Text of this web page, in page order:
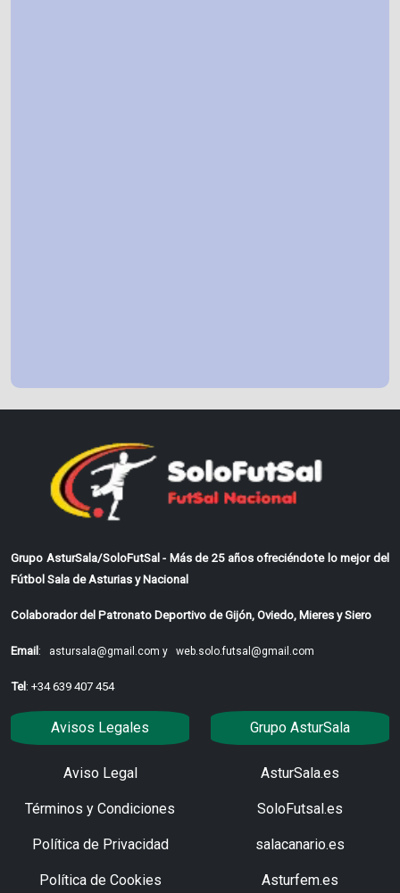
Grupo AsturSala/SoloFutSal - Más de 25 años ofreciéndote lo mejor del
Fútbol Sala de Asturias y Nacional
Colaborador del Patronato Deportivo de Gijón, Oviedo, Mieres y Siero
Email: astursala@gmail.com y web.solo.futsal@gmail.com
Tel: +34 639 407 454
Avisos Legales
Aviso Legal
Términos y Condiciones
Política de Privacidad
Política de Cookies
Grupo AsturSala
AsturSala.es
SoloFutsal.es
salacanario.es
Asturfem.es